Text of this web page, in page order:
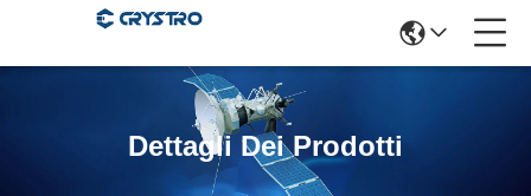
Dettagli Dei Prodotti